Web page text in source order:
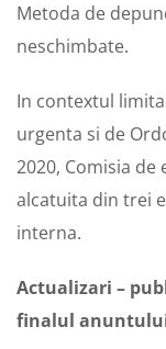
Metoda de
neschimbate.
In contextul
urgenta si de
2020, Comisia
alcatuita din trei
interna.
Actualizari –
finalul